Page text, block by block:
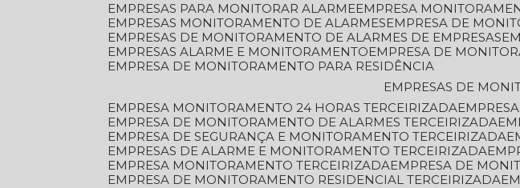
EMPRESAS PARA MONITORAR ALARME
EMPRESA
EMPRESAS MONITORAMENTO DE ALARMES
EMPRESA DE
EMPRESAS DE MONITORAMENTO DE ALARMES DE EMPRESAS
EMPRESAS ALARME E MONITORAMENTO
EMPRESA DE
EMPRESA DE MONITORAMENTO PARA RESIDÊNCIA
EMPRESAS DE
EMPRESA MONITORAMENTO 24 HORAS TERCEIRIZADA
EMPRESA DE MONITORAMENTO DE ALARMES TERCEIRIZADA
EMPRESA DE SEGURANÇA E MONITORAMENTO TERCEIRIZADA
EMPRESAS DE ALARME E MONITORAMENTO TERCEIRIZADA
EMPRESA MONITORAMENTO TERCEIRIZADA
EMPRESA DE
EMPRESA DE MONITORAMENTO RESIDENCIAL TERCEIRIZADA